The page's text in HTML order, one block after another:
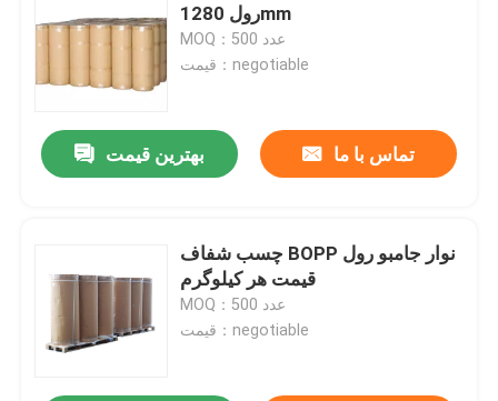
رول 1280mm
MOQ：500 عدد
قیمت：negotiable
بهترین قیمت تماس با ما
چسب شفاف BOPP نوار جامبو رول
قیمت هر کیلوگرم
MOQ：500 عدد
قیمت：negotiable